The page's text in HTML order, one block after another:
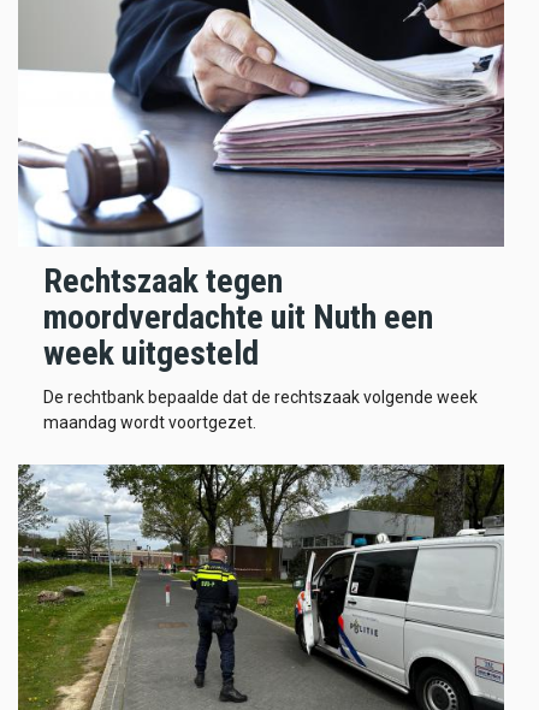
Rechtszaak tegen
moordverdachte uit Nuth een
week uitgesteld
De rechtbank bepaalde dat de rechtszaak volgende week
maandag wordt voortgezet.